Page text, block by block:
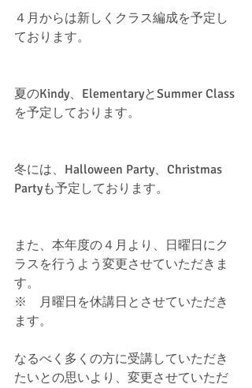
４月からは新しくクラス編成を予定し
ております。
夏のKindy、ElementaryとSummer Class
を予定しております。
冬には、Halloween Party、Christmas
Partyも予定しております。
また、本年度の４月より、日曜日にク
ラスを行うよう変更させていただきま
す。
※　月曜日を休講日とさせていただき
ます。
なるべく多くの方に受講していただき
たいとの思いより、変更させていただ